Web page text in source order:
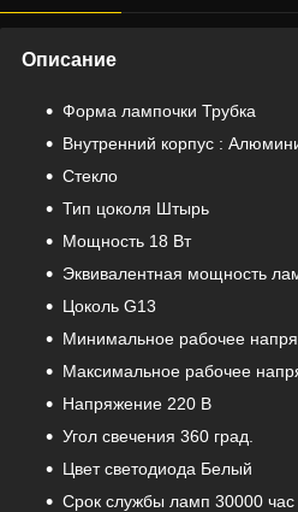
Описание
Форма лампочки Трубка
Внутренний корпус :
Стекло
Тип цоколя Штырь
Мощность 18 Вт
Эквивалентная мощность
Цоколь G13
Минимальное рабочее
Максимальное рабочее
Напряжение 220 В
Угол свечения 360 град.
Цвет светодиода Белый
Срок службы ламп 30000 час